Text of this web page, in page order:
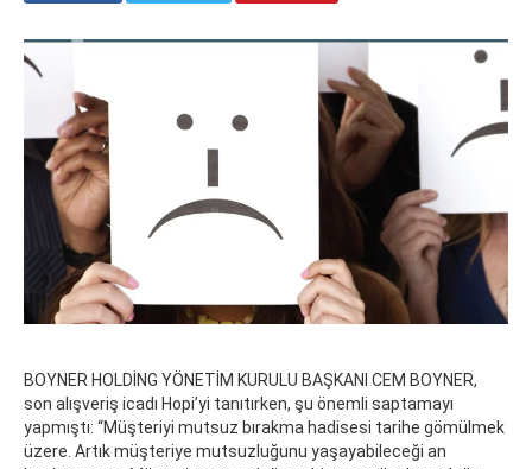
BOYNER HOLDİNG YÖNETİM KURULU BAŞKANI CEM BOYNER,
son alışveriş icadı Hopi’yi tanıtırken, şu önemli saptamayı
yapmıştı: “Müşteriyi mutsuz bırakma hadisesi tarihe gömülmek
üzere. Artık müşteriye mutsuzluğunu yaşayabileceği an